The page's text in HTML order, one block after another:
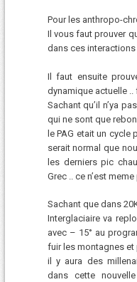
Pour les anthropo-
Il vous faut prouver
dans ces
Il faut ensuite
dynamique actuelle ..
Sachant qu’il n’ya
qui ne sont que
le PAG etait un
serait normal que
les derniers pic
Grec .. ce n’est
Sachant que dans
Interglaciaire va
avec – 15° au
fuir les montagnes
il y aura des
dans cette